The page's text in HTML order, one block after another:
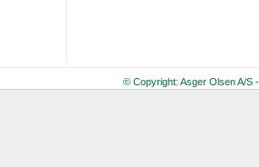
© Copyright: Asger Olsen A/S